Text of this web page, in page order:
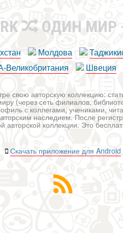
ОДИН МИР
Молдова
Швеция
свою авторскую коллекцию:
(через сеть филиалов,
с коллегами, учениками,
наследием. После
авторской коллекции. Это
Скачать приложение для Android